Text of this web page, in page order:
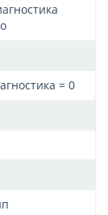
= 0